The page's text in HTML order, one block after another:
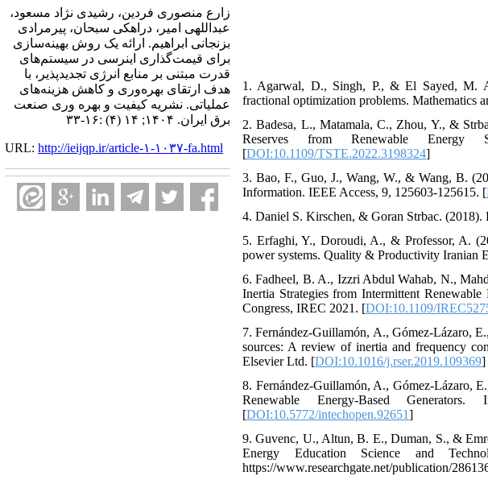
1. Agarwal, D., Singh, P., & El Sayed, M.
fractional optimization problems. Mathematics
2. Badesa, L., Matamala, C., Zhou, Y., &
Reserves from Renewable Energy
[DOI:10.1109/TSTE.2022.3198324]
3. Bao, F., Guo, J., Wang, W., & Wang, B.
Information. IEEE Access, 9, 125603-125615. [
4. Daniel S. Kirschen, & Goran Strbac. (2018).
5. Erfaghi, Y., Doroudi, A., & Professor, A.
power systems. Quality & Productivity Iranian
6. Fadheel, B. A., Izzri Abdul Wahab, N.,
Inertia Strategies from Intermittent
Congress, IREC 2021. [DOI:10.1109/
7. Fernández-Guillamón, A., Gómez-Lázaro,
sources: A review of inertia and frequency
Elsevier Ltd. [DOI:10.1016/j.rser.2019.109369]
8. Fernández-Guillamón, A., Gómez-Lázaro,
Renewable Energy-Based
[DOI:10.5772/intechopen.92651]
9. Guvenc, U., Altun, B. E., Duman, S., &
Energy Education Science and
https://www.researchgate.net/publication/
زارع منصوری فردین، رشیدی نژاد مسعود،
عبداللهی امیر، دراهکی سبحان، پیرمرادی
بزنجانی ابراهیم. ارائه‌ یک روش بهینه‌سازی
برای قیمت‌گذاری اینرسی در سیستم‌های
قدرت مبتنی بر منابع انرژی تجدیدپذیر، با
هدف ارتقای بهره‌وری و کاهش هزینه‌های
عملیاتی. نشریه کیفیت و بهره وری صنعت
برق ایران. ۱۴۰۴; ۱۴ (۴) :۱۶-۳۳
URL: http://ieijqp.ir/article-۱-۱۰۳۷-fa.html